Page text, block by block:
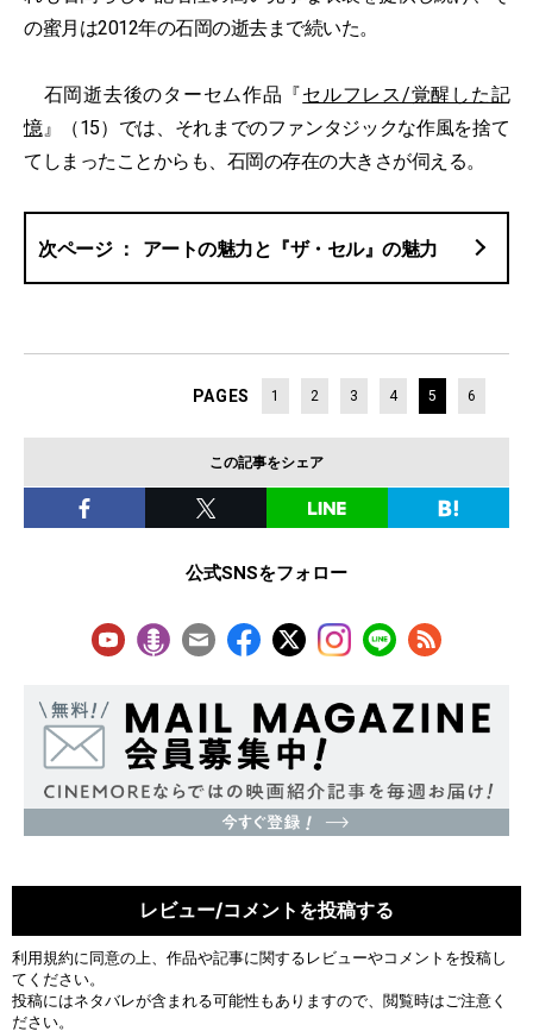
の蜜月は2012年の石岡の逝去まで続いた。
石岡逝去後のターセム作品『セルフレス/覚醒した記
憶』（15）では、それまでのファンタジックな作風を捨て
てしまったことからも、石岡の存在の大きさが伺える。
アートの魅力と『ザ・セル』の魅力
PAGES 1 2 3 4 5 6
この記事をシェア
公式SNSをフォロー
レビュー/コメントを投稿する
利用規約に同意の上、作品や記事に関するレビューやコメントを投稿し
てください。
投稿にはネタバレが含まれる可能性もありますので、閲覧時はご注意く
ださい。